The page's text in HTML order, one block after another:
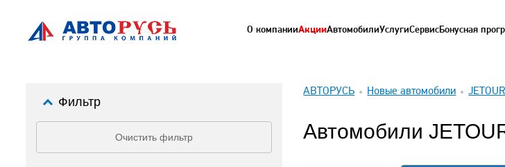
О компанииАкцииАвтомобилиУслугиСервисБонусная
Фильтр
Очистить фильтр
АВТОРУСЬ Новые автомобили JETOUR
Автомобили